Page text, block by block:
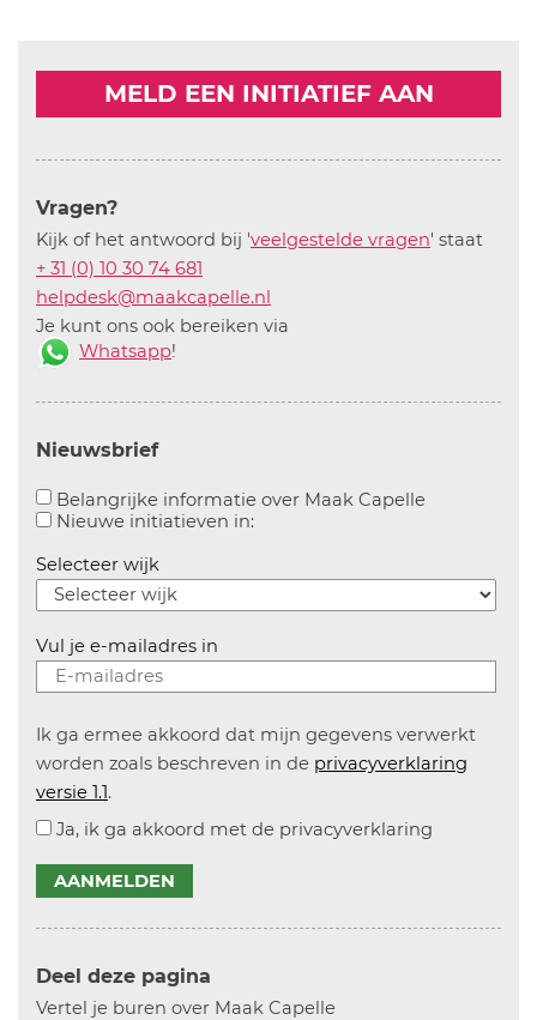
MELD EEN INITIATIEF AAN
Vragen?
Kijk of het antwoord bij 'veelgestelde vragen' staat
+ 31 (0) 10 30 74 681
helpdesk@maakcapelle.nl
Je kunt ons ook bereiken via
Whatsapp!
Nieuwsbrief
Belangrijke informatie over Maak CapelleAanvinken
Nieuwe initiatieven in:Aanvinken om informatie over
Selecteer wijk
Vul je e-mailadres in
Ik ga ermee akkoord dat mijn gegevens verwerkt
worden zoals beschreven in de privacyverklaring
versie 1.1.
Ja, ik ga akkoord met de privacyverklaring
AANMELDEN
Deel deze pagina
Vertel je buren over Maak Capelle